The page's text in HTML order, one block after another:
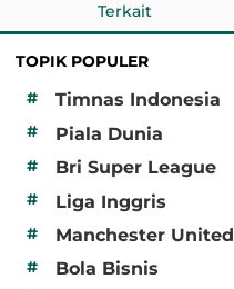
Terkait
TOPIK POPULER
#
Timnas Indonesia
# Piala Dunia
# Bri Super League
# Liga Inggris
# Manchester United
# Bola Bisnis